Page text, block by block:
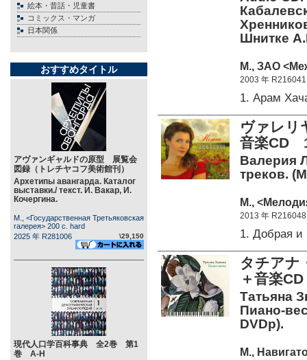
絵本・昔話・児童書
コミックス・マンガ
日本関係
おすすめタイトル
アヴァンギャルドの原型 展覧会
図録（トレチヤコフ美術館刊）
Архетипы авангарда. Каталог
выставки./ текст. И. Вакар, И.
Кочергина.
М., <Государственная Третьяковская
галерея> 200 c. hard
2025 年 R281006
\29,150
現代人口学百科事典 全2巻 第1
巻 А-Н
Шнитке
М., ЗАО
2003 年 R216041
1. Арам
ヴァレ
音楽CD
Валерия
треков.
М.,
2013 年 R216048
1. Добрая и
タチア
＋音楽
Татьяна
Пиано-
DVDp).
М.,